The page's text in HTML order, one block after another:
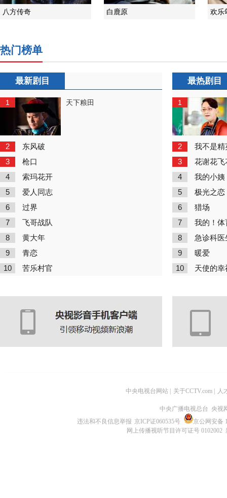
八方传奇 白鹿原 欢乐
热门榜单
最新剧目
1 天下粮田
2 东风破
3 枪口
4 索玛花开
5 爱人同志
6 过界
7 飞哥战队
8 黄大年
9 青恋
10 苦乐村官
最热剧目
1
2 我不是精
3 花谢花飞
4 我的小姨
5 极光之恋
6 猎场
7 我的！体
8 急诊科医
9 暖爱
10 天使的幸
中央电视台网站 关于CCTV.com 人
中央广播电视总台 央视
违法和不良信息举报 京ICP证060535号
京公网安备
网上传播视听节目许可证号 0102002